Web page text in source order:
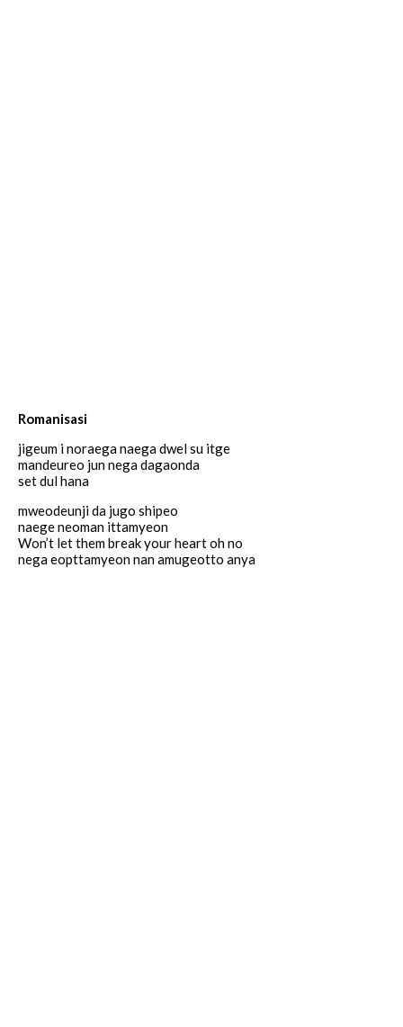
Romanisasi
jigeum i noraega naega dwel su itge
mandeureo jun nega dagaonda
set dul hana
mweodeunji da jugo shipeo
naege neoman ittamyeon
Won’t let them break your heart oh no
nega eopttamyeon nan amugeotto anya